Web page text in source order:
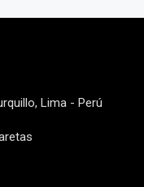
Lima - Perú